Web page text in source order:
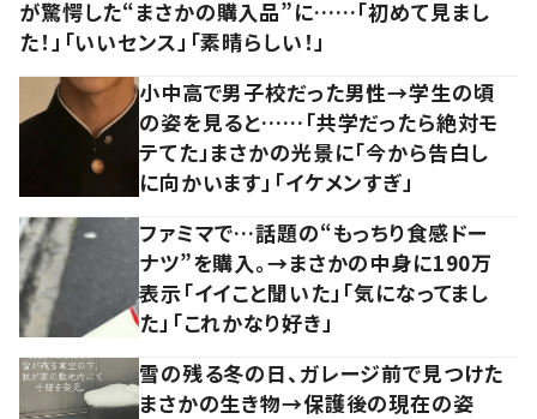
が驚愕した“まさかの購入品”に……「初めて見まし
た！」「いいセンス」「素晴らしい！」
小中高で男子校だった男性→学生の頃
の姿を見ると……「共学だったら絶対モ
テてた」まさかの光景に「今から告白し
に向かいます」「イケメンすぎ」
ファミマで…話題の“もっちり食感ドー
ナツ”を購入。→まさかの中身に190万
表示「イイこと聞いた」「気になってまし
た」「これかなり好き」
雪の残る冬の日、ガレージ前で見つけた
まさかの生き物→保護後の現在の姿